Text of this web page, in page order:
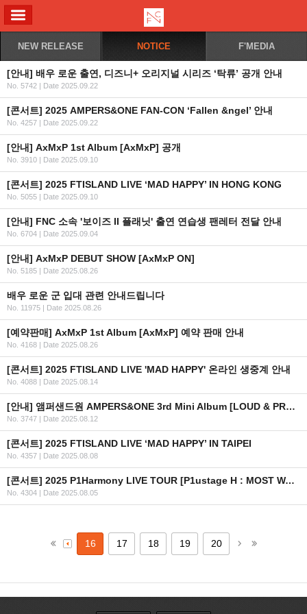
NEW RELEASE NOTICE F'MEDIA
[안내] 배우 로운 출연, 디즈니+ 오리지널 시리즈 ‘탁류’ 공개 안내
No. 5742 | Date 2025.09.22
[콘서트] 2025 AMPERS&ONE FAN-CON ‘Fallen &ngel’ 안내
No. 4257 | Date 2025.09.22
[안내] AxMxP 1st Album [AxMxP] 공개
No. 3910 | Date 2025.09.10
[콘서트] 2025 FTISLAND LIVE ‘MAD HAPPY’ IN HONG KONG
No. 5055 | Date 2025.09.10
[안내] FNC 소속 '보이즈 II 플래닛' 출연 연습생 팬레터 전달 안내
No. 6704 | Date 2025.09.04
[안내] AxMxP DEBUT SHOW [AxMxP ON]
No. 5185 | Date 2025.08.26
배우 로운 군 입대 관련 안내드립니다
No. 11975 | Date 2025.08.26
[예약판매] AxMxP 1st Album [AxMxP] 예약 판매 안내
No. 4168 | Date 2025.08.26
[콘서트] 2025 FTISLAND LIVE 'MAD HAPPY' 온라인 생중계 안내
No. 4088 | Date 2025.08.14
[안내] 앰퍼샌드원 AMPERS&ONE 3rd Mini Album [LOUD & PROUD] 공개
No. 3747 | Date 2025.08.12
[콘서트] 2025 FTISLAND LIVE ‘MAD HAPPY’ IN TAIPEI
No. 4357 | Date 2025.08.08
[콘서트] 2025 P1Harmony LIVE TOUR [P1ustage H : MOST WANTED] IN SEOUL 공식 응원봉 연출 안내
No. 4304 | Date 2025.08.05
16 17 18 19 20